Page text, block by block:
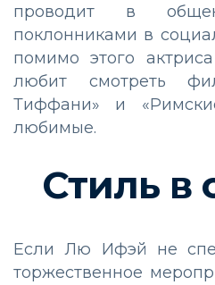
проводит в
поклонниками в
помимо этого
любит смотреть
Тиффани» и
любимые.
Стиль в
Если Лю Ифэй не
торжественное